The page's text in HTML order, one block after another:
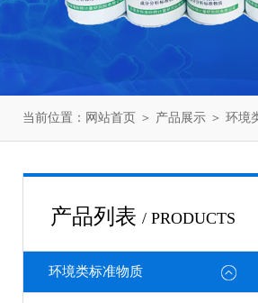
当前位置： 网站首页 ＞ 产品展示 ＞ 环境
产品列表 / PRODUCTS
环境类标准物质